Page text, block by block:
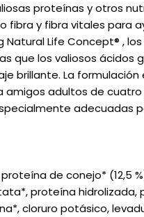
proteínas y otros
fibra y fibra vitales para
Natural Life Concept® ,
que los valiosos ácidos
brillante. La
amigos adultos de
adecuadas
proteína de conejo* (12,5
proteína hidrolizada,
cloruro potásico,